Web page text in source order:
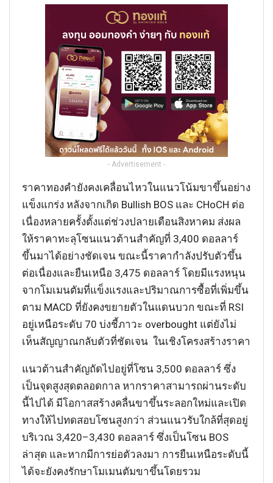
- Advertisement -
ราคาทองคำยังคงเคลื่อนไหวในแนวโน้มขาขึ้นอย่าง
แข็งแกร่ง หลังจากเกิด Bullish BOS และ CHoCH ต่อ
เนื่องหลายครั้งตั้งแต่ช่วงปลายเดือนสิงหาคม ส่งผล
ให้ราคาทะลุโซนแนวต้านสำคัญที่ 3,400 ดอลลาร์
ขึ้นมาได้อย่างชัดเจน ขณะนี้ราคากำลังปรับตัวขึ้น
ต่อเนื่องและยืนเหนือ 3,475 ดอลลาร์ โดยมีแรงหนุน
จากโมเมนตัมที่แข็งแรงและปริมาณการซื้อที่เพิ่มขึ้น
ตาม MACD ที่ยังคงขยายตัวในแดนบวก ขณะที่ RSI
อยู่เหนือระดับ 70 บ่งชี้ภาวะ overbought แต่ยังไม่
เห็นสัญญาณกลับตัวที่ชัดเจน ในเชิงโครงสร้างราคา
แนวต้านสำคัญถัดไปอยู่ที่โซน 3,500 ดอลลาร์ ซึ่ง
เป็นจุดสูงสุดตลอดกาล หากราคาสามารถผ่านระดับ
นี้ไปได้ มีโอกาสสร้างคลื่นขาขึ้นระลอกใหม่และเปิด
ทางให้ไปทดสอบโซนสูงกว่า ส่วนแนวรับใกล้ที่สุดอยู่
บริเวณ 3,420–3,430 ดอลลาร์ ซึ่งเป็นโซน BOS
ล่าสุด และหากมีการย่อตัวลงมา การยืนเหนือระดับนี้
ได้จะยังคงรักษาโมเมนตัมขาขึ้นโดยรวม